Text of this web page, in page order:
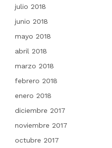
julio 2018
junio 2018
mayo 2018
abril 2018
marzo 2018
febrero 2018
enero 2018
diciembre 2017
noviembre 2017
octubre 2017